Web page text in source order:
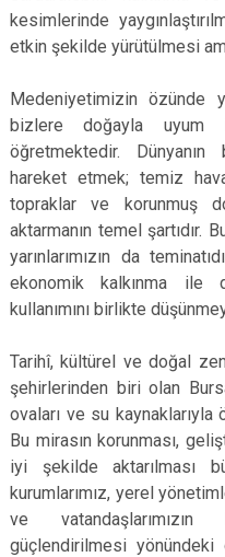
kesimlerinde
etkin şekilde yürütülmesi
Medeniyetimizin özünde
bizlere doğayla uyum
öğretmektedir.
hareket etmek; temiz
topraklar ve korunmuş
aktarmanın temel şartıdır.
yarınlarımızın da
ekonomik kalkınma ile
kullanımını birlikte
Tarihî, kültürel ve doğal
şehirlerinden biri olan
ovaları ve su
Bu mirasın korunması,
iyi şekilde aktarılması
kurumlarımız, yerel
ve
güçlendirilmesi yönündeki